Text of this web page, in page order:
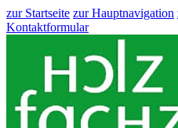
zur Startseite zur Hauptnavigation
Kontaktformular